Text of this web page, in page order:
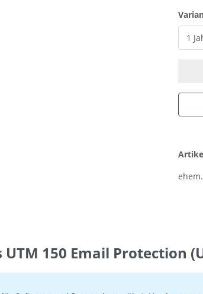
150 Email Protection